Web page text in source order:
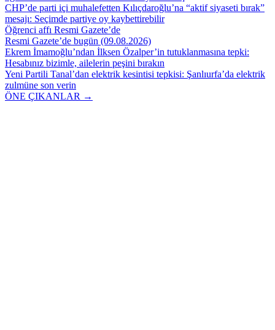
CHP’de parti içi muhalefetten Kılıçdaroğlu’na “aktif siyaseti bırak”
mesajı: Seçimde partiye oy kaybettirebilir
Öğrenci affı Resmi Gazete’de
Resmi Gazete’de bugün (09.08.2026)
Ekrem İmamoğlu’ndan İlksen Özalper’in tutuklanmasına tepki:
Hesabınız bizimle, ailelerin peşini bırakın
Yeni Partili Tanal’dan elektrik kesintisi tepkisi: Şanlıurfa’da elektrik
zulmüne son verin
ÖNE ÇIKANLAR →